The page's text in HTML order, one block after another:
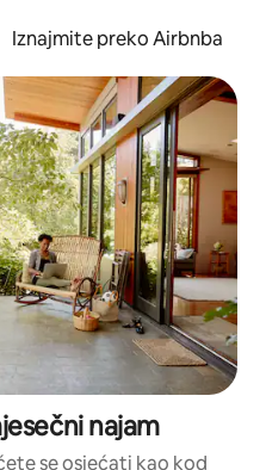
Iznajmite preko Airbnba
najam
se osjećati kao kod